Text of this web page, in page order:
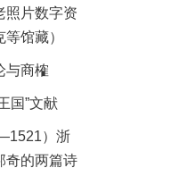
照片数字资
馆藏）
与商榷
国”文献
）浙
的两篇诗